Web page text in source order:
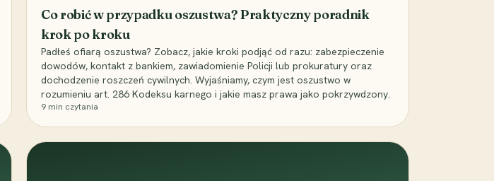
Co robić w przypadku oszustwa? Praktyczny poradnik
krok po kroku
Padłeś ofiarą oszustwa? Zobacz, jakie kroki podjąć od razu: zabezpieczenie
dowodów, kontakt z bankiem, zawiadomienie Policji lub prokuratury oraz
dochodzenie roszczeń cywilnych. Wyjaśniamy, czym jest oszustwo w
rozumieniu art. 286 Kodeksu karnego i jakie masz prawa jako pokrzywdzony.
9 min czytania